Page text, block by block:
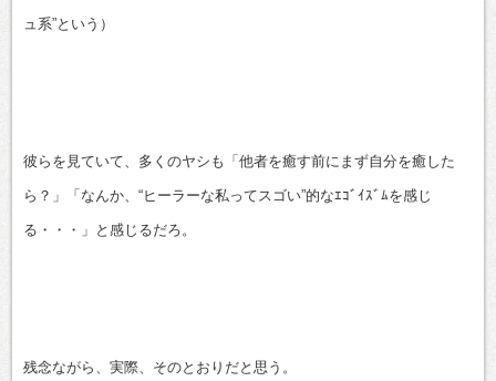
ュ系”という）
彼らを見ていて、多くのヤシも「他者を癒す前にまず自分を癒した
ら？」「なんか、“ヒーラーな私ってスゴい”的なｴｺﾞｲｽﾞﾑを感じ
る・・・」と感じるだろ。
残念ながら、実際、そのとおりだと思う。